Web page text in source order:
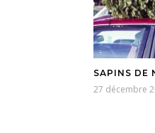
SAPINS DE
27 décembre